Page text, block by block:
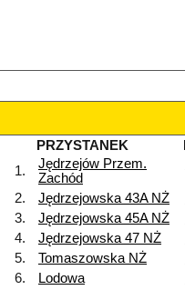
PRZYSTANEK
1.
Jędrzejów Przem.
Zachód
2. Jędrzejowska 43A NŻ
3.
Jędrzejowska 45A NŻ
4.
Jędrzejowska 47 NŻ
5. Tomaszowska NŻ
6. Lodowa